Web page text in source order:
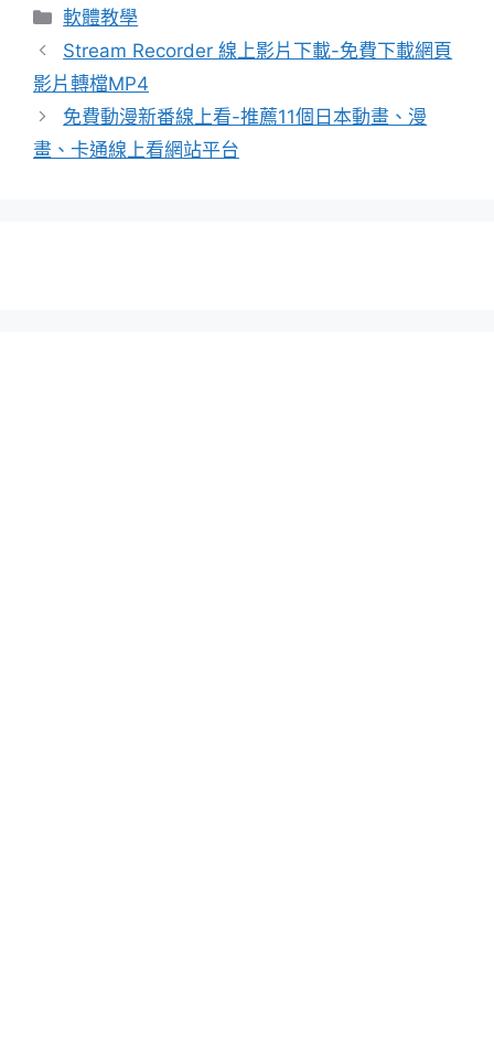
分
類
軟體教學
Stream Recorder 線上影片下載-免費下載網頁
影片轉檔MP4
免費動漫新番線上看-推薦11個日本動畫、漫
畫、卡通線上看網站平台